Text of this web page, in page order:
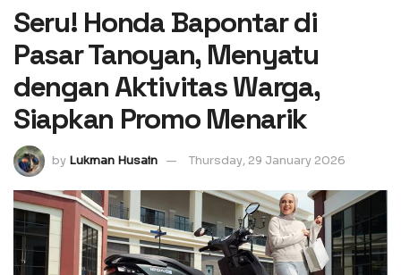
Seru! Honda Bapontar di
Pasar Tanoyan, Menyatu
dengan Aktivitas Warga,
Siapkan Promo Menarik
by Lukman Husain Thursday, 29 January 2026